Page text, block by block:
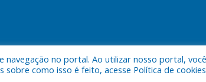
de Jacundá.
navegação no portal. Ao utilizar nosso portal,
como isso é feito, acesse Política de